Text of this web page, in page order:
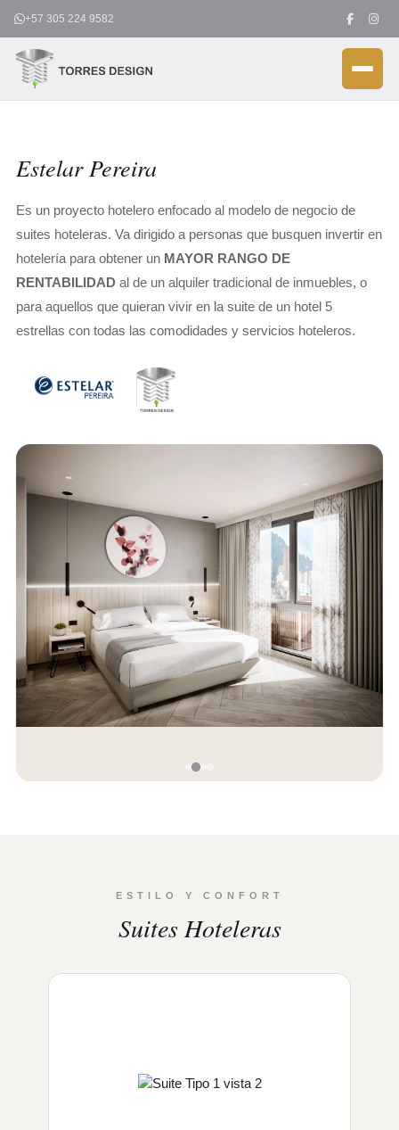
contenido
+57 305 224 9582
Estelar Pereira
Es un proyecto hotelero enfocado al modelo de negocio de
suites hoteleras. Va dirigido a personas que busquen invertir en
hotelería para obtener un MAYOR RANGO DE
RENTABILIDAD al de un alquiler tradicional de inmuebles, o
para aquellos que quieran vivir en la suite de un hotel 5
estrellas con todas las comodidades y servicios hoteleros.
ESTILO Y CONFORT
Suites Hoteleras